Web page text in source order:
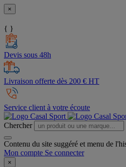
×
{ }
Devis sous 48h
Livraison offerte dès 200 € HT
Service client à votre écoute
Chercher
Contenu du site suggéré et menu de
Mon compte Se connecter
×